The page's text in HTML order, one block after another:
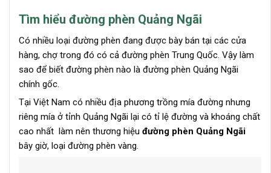
Tìm hiểu đường phèn Quảng Ngãi
Có nhiều loại đường phèn đang được bày bán tại các cửa
hàng, chợ trong đó có cả đường phèn Trung Quốc. Vậy làm
sao để biết đường phèn nào là đường phèn Quảng Ngãi
chính gốc.
Tại Việt Nam có nhiều địa phương trồng mía đường nhưng
riêng mía ở tỉnh Quảng Ngãi lại có tỉ lệ đường và khoáng chất
cao nhất làm nên thương hiệu đường phèn Quảng Ngãi
bây giờ, loại đường phèn vàng.